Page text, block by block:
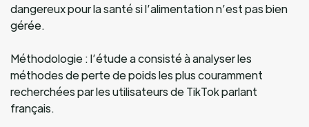
dangereux pour la santé si l’alimentation n’est pas bien
gérée.
Méthodologie : l’étude a consisté à analyser les
méthodes de perte de poids les plus couramment
recherchées par les utilisateurs de TikTok parlant
français.